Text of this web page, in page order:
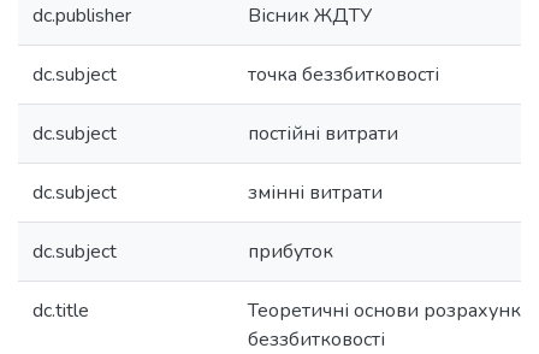
dc.publisher Вісник ЖДТУ
dc.subject точка беззбитковості
dc.subject постійні витрати
dc.subject змінні витрати
dc.subject прибуток
dc.title
Теоретичні основи розрахунку
беззбитковості